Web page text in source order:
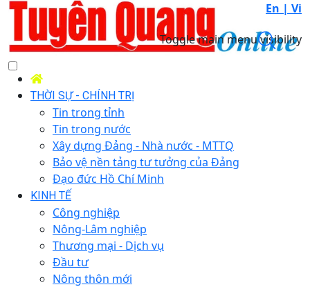
En | Vi
Toggle main menu visibility
THỜI SỰ - CHÍNH TRỊ
Tin trong tỉnh
Tin trong nước
Xây dựng Đảng - Nhà nước - MTTQ
Bảo vệ nền tảng tư tưởng của Đảng
Đạo đức Hồ Chí Minh
KINH TẾ
Công nghiệp
Nông-Lâm nghiệp
Thương mại - Dịch vụ
Đầu tư
Nông thôn mới